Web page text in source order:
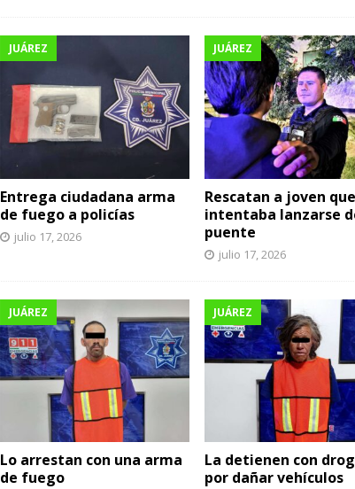
JUÁREZ
Entrega ciudadana arma
de fuego a policías
julio 17, 2026
JUÁREZ
Rescatan a joven que
intentaba lanzarse
puente
julio 17, 2026
JUÁREZ
Lo arrestan con una arma
de fuego
JUÁREZ
La detienen con
por dañar vehículos